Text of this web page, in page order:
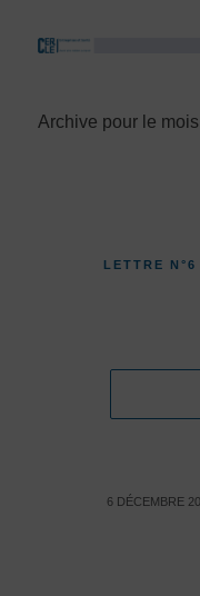
Archive pour le
LETTRE
6 DÉCEMBRE
/